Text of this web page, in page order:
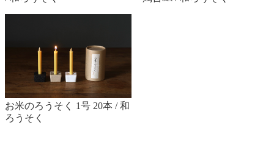
お米のろうそく 1号 20本 / 和
ろうそく